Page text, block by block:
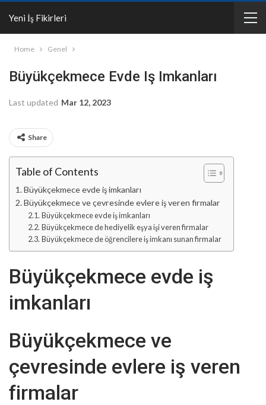
Yeni İş Fikirleri
Home Genel
Büyükçekmece Evde Iş Imkanları
Last updated Mar 12, 2023
Share
Table of Contents
Büyükçekmece evde iş imkanları
Büyükçekmece ve çevresinde evlere iş veren firmalar
Büyükçekmece evde iş imkanları
Büyükçekmece de hediyelik eşya işi veren firmalar
Büyükçekmece de öğrencilere iş imkanı sunan firmalar
Büyükçekmece evde iş
imkanları
Büyükçekmece ve
çevresinde evlere iş veren
firmalar